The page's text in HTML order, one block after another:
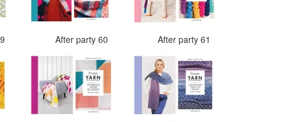
After party 60 After party 61